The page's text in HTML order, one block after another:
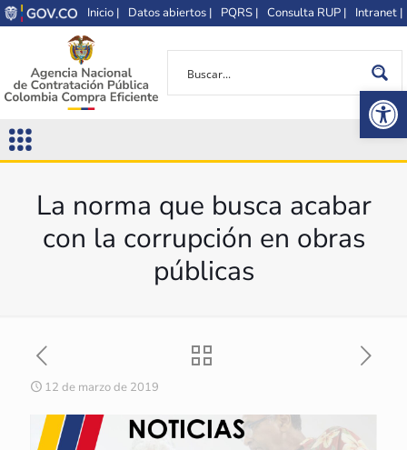
Inicio | Datos abiertos | PQRS | Consulta RUP | Intranet |
La norma que busca acabar
con la corrupción en obras
públicas
12 de marzo de 2019